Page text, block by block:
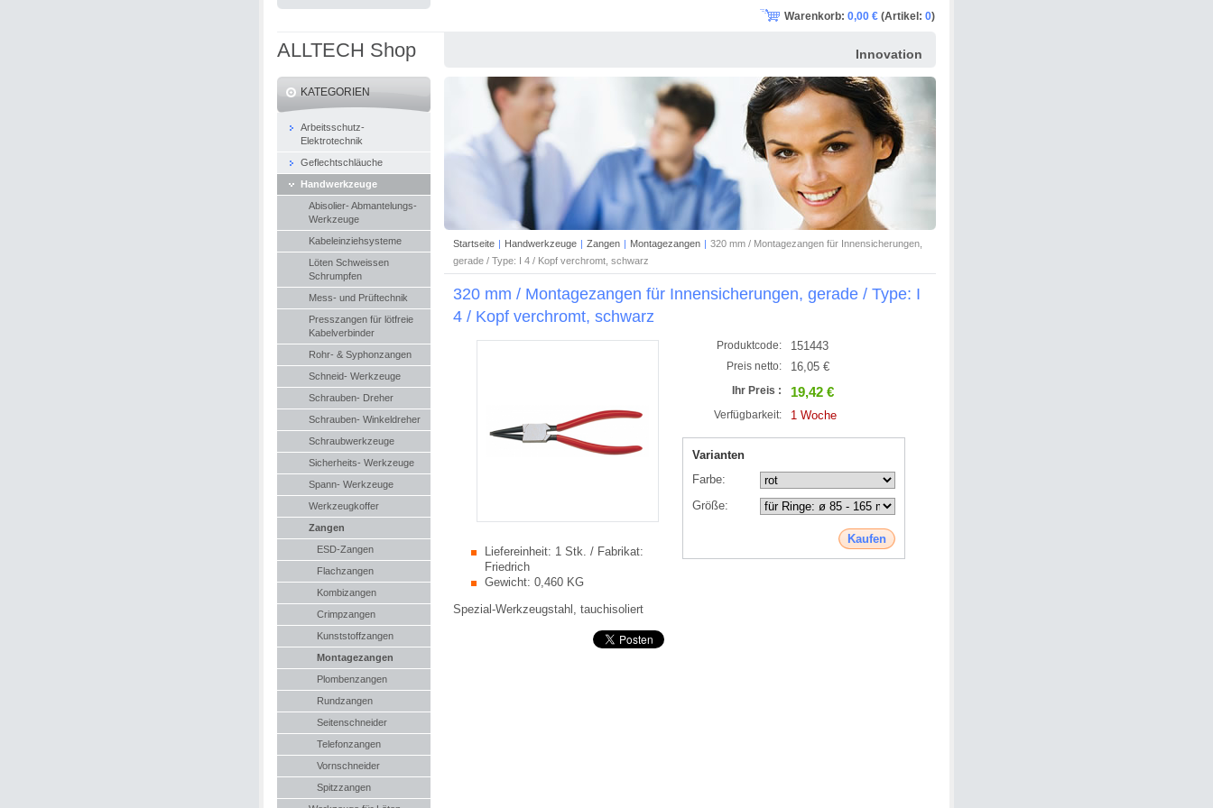
ALLTECH Shop Innovation
Startseite | Handwerkzeuge | Zangen | Montagezangen | 320 mm / Montagezangen für Innensicherungen,
gerade / Type: I 4 / Kopf verchromt, schwarz
320 mm / Montagezangen für Innensicherungen, gerade / Type: I
4 / Kopf verchromt, schwarz
Liefereinheit: 1 Stk. / Fabrikat:
Friedrich
Gewicht: 0,460 KG
Produktcode: 151443
Preis netto: 16,05 €
Ihr Preis : 19,42 €
Verfügbarkeit: 1 Woche
Varianten
Farbe:
Größe:
Kaufen
Spezial-Werkzeugstahl, tauchisoliert
KATEGORIEN
Arbeitsschutz-
Elektrotechnik
Geflechtschläuche
Handwerkzeuge
Abisolier- Abmantelungs-
Werkzeuge
Kabeleinziehsysteme
Löten Schweissen
Schrumpfen
Mess- und Prüftechnik
Presszangen für lötfreie
Kabelverbinder
Rohr- & Syphonzangen
Schneid- Werkzeuge
Schrauben- Dreher
Schrauben- Winkeldreher
Schraubwerkzeuge
Sicherheits- Werkzeuge
Spann- Werkzeuge
Werkzeugkoffer
Zangen
ESD-Zangen
Flachzangen
Kombizangen
Crimpzangen
Kunststoffzangen
Montagezangen
Plombenzangen
Rundzangen
Seitenschneider
Telefonzangen
Vornschneider
Spitzzangen
Warenkorb: 0,00 € (Artikel: 0)